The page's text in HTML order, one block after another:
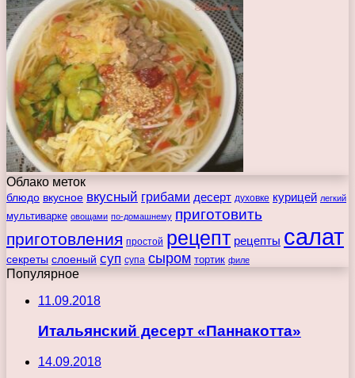
Облако меток
блюдо вкусное вкусный грибами десерт духовке курицей легкий
мультиварке овощами по-домашнему приготовить
приготовления простой рецепт рецепты салат
секреты слоеный суп супа сыром тортик филе
Популярное
11.09.2018
Итальянский десерт «Паннакотта»
14.09.2018